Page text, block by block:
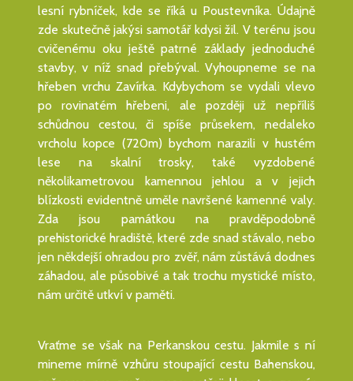
lesní rybníček, kde se říká u Poustevníka. Údajně
zde skutečně jakýsi samotář kdysi žil. V terénu jsou
cvičenému oku ještě patrné základy jednoduché
stavby, v níž snad přebýval. Vyhoupneme se na
hřeben vrchu Zavírka. Kdybychom se vydali vlevo
po rovinatém hřebeni, ale později už nepříliš
schůdnou cestou, či spíše průsekem, nedaleko
vrcholu kopce (720m) bychom narazili v hustém
lese na skalní trosky, také vyzdobené
několikametrovou kamennou jehlou a v jejich
blízkosti evidentně uměle navršené kamenné valy.
Zda jsou památkou na pravděpodobně
prehistorické hradiště, které zde snad stávalo, nebo
jen někdejší ohradou pro zvěř, nám zůstává dodnes
záhadou, ale působivé a tak trochu mystické místo,
nám určitě utkví v paměti.
Vraťme se však na Perkanskou cestu. Jakmile s ní
mineme mírně vzhůru stoupající cestu Bahenskou,